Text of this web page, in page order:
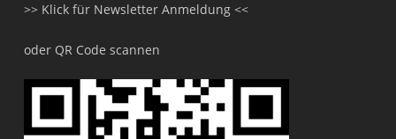
>> Klick für Newsletter Anmeldung <<
oder QR Code scannen